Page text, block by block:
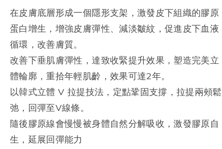
在皮膚底層形成一個隱形支架，激發皮下組織的膠原
蛋白增生，增強皮膚彈性、減淡皺紋，促進皮下血液
循環，改善膚質。
改善下垂肌膚彈性，達致收緊提升效果，塑造完美立
體輪廓，重拾年輕肌齡，效果可達2年。
以韓式立體 V 拉提技法，定點鞏固支撐，拉提兩頰鬆
弛，回彈至V線條。
隨後膠原線會慢慢被身體自然分解吸收，激發膠原自
生，延展回彈能力